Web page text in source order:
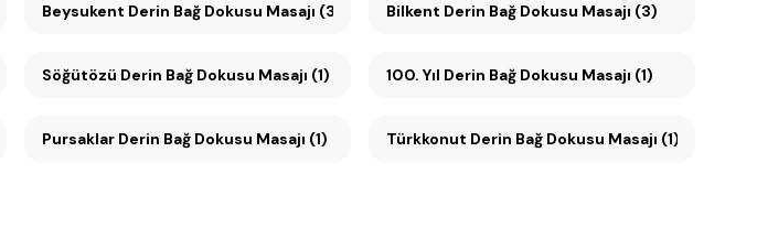
Beysukent Derin Bağ Dokusu Masajı (3) Bilkent Derin Bağ Dokusu Masajı (3)
Söğütözü Derin Bağ Dokusu Masajı (1) 100. Yıl Derin Bağ Dokusu Masajı (1)
Pursaklar Derin Bağ Dokusu Masajı (1) Türkkonut Derin Bağ Dokusu Masajı (1)